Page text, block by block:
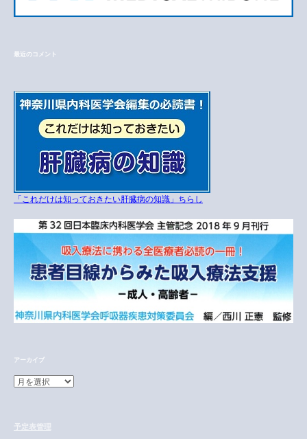
最近のコメント
「これだけは知っておきたい肝臓病の知識」ちらし
アーカイブ
ア
ブ
予定表管理